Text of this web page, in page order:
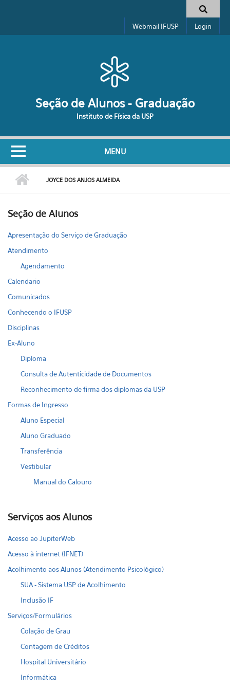
Formulário de busca
Webmail IFUSP Login
Seção de Alunos - Graduação
Instituto de Física da USP
MENU
JOYCE DOS ANJOS ALMEIDA
Seção de Alunos
Apresentação do Serviço de Graduação
Atendimento
Agendamento
Calendario
Comunicados
Conhecendo o IFUSP
Disciplinas
Ex-Aluno
Diploma
Consulta de Autenticidade de Documentos
Reconhecimento de firma dos diplomas da USP
Formas de Ingresso
Aluno Especial
Aluno Graduado
Transferência
Vestibular
Manual do Calouro
Serviços aos Alunos
Acesso ao JupiterWeb
Acesso à internet (IFNET)
Acolhimento aos Alunos (Atendimento Psicológico)
SUA - Sistema USP de Acolhimento
Inclusão IF
Serviços/Formulários
Colação de Grau
Contagem de Créditos
Hospital Universitário
Informática